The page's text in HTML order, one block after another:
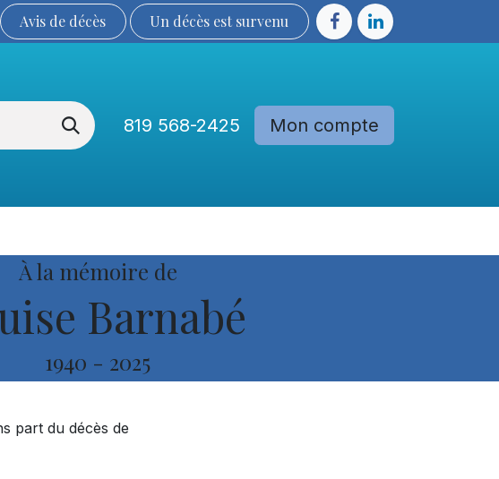
Avis de décès Un décès est sur​​​​​​​​ve​nu​​​​​​​​​​
819 568-2425 Mon compte
À la mémoire de
Barnabé
1940 - 2025
part du décès de